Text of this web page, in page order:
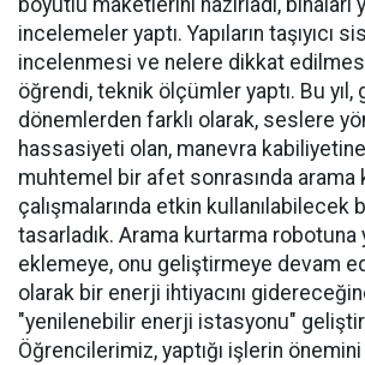
boyutlu maketlerini hazırladı,
incelemeler yaptı. Yapıların taşıyıcı
incelenmesi ve nelere dikkat
öğrendi, teknik ölçümler yaptı. Bu
dönemlerden farklı olarak, seslere
hassasiyeti olan, manevra
muhtemel bir afet sonrasında arama
çalışmalarında etkin kullanılabilecek
tasarladık. Arama kurtarma
eklemeye, onu geliştirmeye devam
olarak bir enerji ihtiyacını
"yenilenebilir enerji istasyonu"
Öğrencilerimiz, yaptığı işlerin önemini